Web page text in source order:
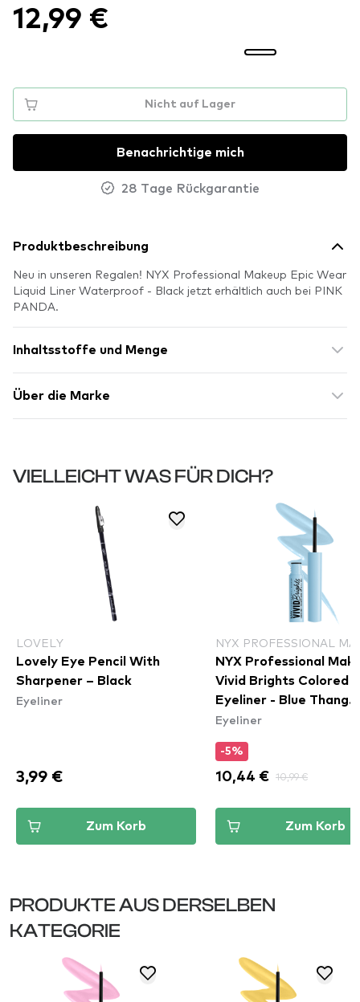
12,99 €
Nicht auf Lager
Benachrichtige mich
28 Tage Rückgarantie
Produktbeschreibung
Neu in unseren Regalen! NYX Professional Makeup Epic Wear
Liquid Liner Waterproof - Black jetzt erhältlich auch bei PINK
PANDA.
Inhaltsstoffe und Menge
Über die Marke
VIELLEICHT WAS FÜR DICH?
LOVELY
Lovely Eye Pencil With
Sharpener – Black
Eyeliner
3,99 €
Zum Korb
NYX PROFESSIONAL
NYX Professional
Vivid Brights Colored
Eyeliner - Blue Thang
(VBLL06)
Eyeliner
-5%
10,44 € 10,99 €
Zum Korb
PRODUKTE AUS DERSELBEN
KATEGORIE